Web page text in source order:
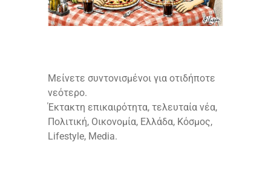
Μείνετε συντονισμένοι για οτιδήποτε
νεότερο.
Έκτακτη επικαιρότητα, τελευταία νέα,
Πολιτική, Οικονομία, Ελλάδα, Κόσμος,
Lifestyle, Media.